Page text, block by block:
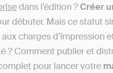
dans l’édition ?Créer
débuter. Mais ce statut
charges d’impression
? Comment publier et
pour lancer votre